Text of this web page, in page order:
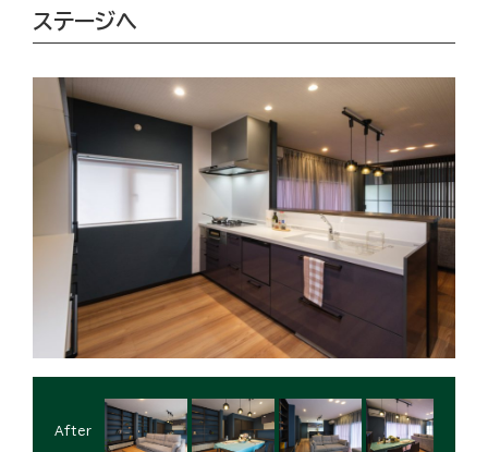
ステージへ
After